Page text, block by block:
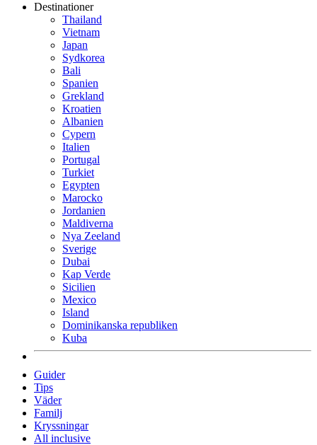
Destinationer
Thailand
Vietnam
Japan
Sydkorea
Bali
Spanien
Grekland
Kroatien
Albanien
Cypern
Italien
Portugal
Turkiet
Egypten
Marocko
Jordanien
Maldiverna
Nya Zeeland
Sverige
Dubai
Kap Verde
Sicilien
Mexico
Island
Dominikanska republiken
Kuba
Guider
Tips
Väder
Familj
Kryssningar
All inclusive